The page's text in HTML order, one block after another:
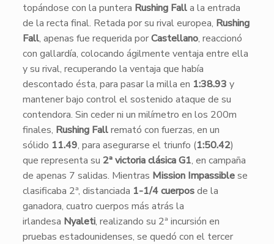
topándose con la puntera Rushing Falla la entrada
de la recta final. Retada por su rival europea, Rushing
Fall, apenas fue requerida porCastellano, reaccionó
con gallardía, colocando ágilmente ventaja entre ella
y su rival, recuperando la ventaja que había
descontado ésta, para pasar la milla en 1:38.93 y
mantener bajo control el sostenido ataque de su
contendora. Sin ceder ni un milímetro en los 200m
finales, Rushing Fallremató con fuerzas, en un
sólido 11.49, para asegurarse el triunfo (1:50.42)
que representa su 2ª victoria clásica G1, en campaña
de apenas 7 salidas. Mientras Mission Impassiblese
clasificaba 2ª, distanciada 1-1/4 cuerposde la
ganadora, cuatro cuerpos más atrás la
irlandesa Nyaleti, realizando su 2ª incursión en
pruebas estadounidenses, se quedó con el tercer